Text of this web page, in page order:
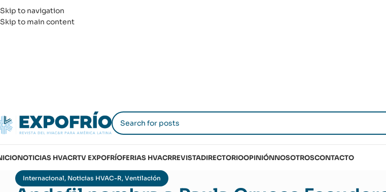
Skip to navigation
Skip to main content
NOTICIAS HVACRTV EXPOFRÍOFERIAS HVACRREVISTADIRECTORIOOPINIÓNNOSOTROSCONTACTO
Internacional, Noticias HVAC-R, Ventilación